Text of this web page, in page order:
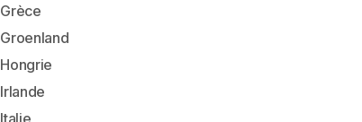
Grèce
Groenland
Hongrie
Irlande
Italie